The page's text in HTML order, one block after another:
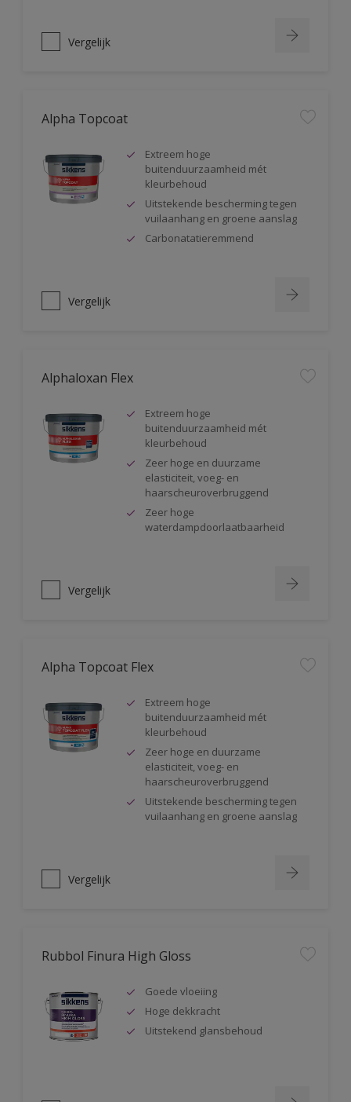
Vergelijk
Alpha Topcoat
Extreem hoge
buitenduurzaamheid mét
kleurbehoud
Uitstekende bescherming tegen
vuilaanhang en groene aanslag
Carbonatatieremmend
Vergelijk
Alphaloxan Flex
Extreem hoge
buitenduurzaamheid mét
kleurbehoud
Zeer hoge en duurzame
elasticiteit, voeg- en
haarscheuroverbruggend
Zeer hoge
waterdampdoorlaatbaarheid
Vergelijk
Alpha Topcoat Flex
Extreem hoge
buitenduurzaamheid mét
kleurbehoud
Zeer hoge en duurzame
elasticiteit, voeg- en
haarscheuroverbruggend
Uitstekende bescherming tegen
vuilaanhang en groene aanslag
Vergelijk
Rubbol Finura High Gloss
Goede vloeiing
Hoge dekkracht
Uitstekend glansbehoud